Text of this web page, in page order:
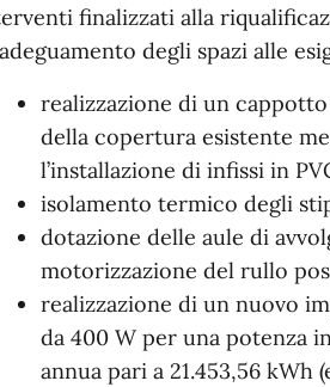
finalizzati alla
degli spazi alle
realizzazione di un
della copertura esistente
l’installazione di infissi in
isolamento termico degli
dotazione delle aule di
motorizzazione del rullo
realizzazione di un nuovo
da 400 W per una potenza
annua pari a 21.453,56